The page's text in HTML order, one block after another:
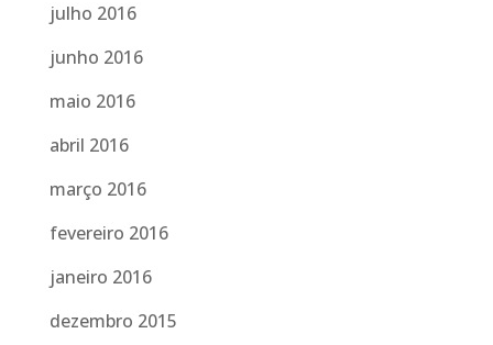
julho 2016
junho 2016
maio 2016
abril 2016
março 2016
fevereiro 2016
janeiro 2016
dezembro 2015